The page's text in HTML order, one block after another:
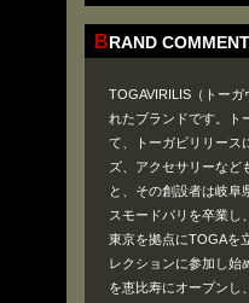
BRAND
TOGAVIRILIS（トー
れたブランドです。ト
て、トーガビリリース
ズ、アクセサリーなど
と、その創設者は岐阜
スモードパリを卒業し
東京を拠点にTOGAを
レクションに参加し始
を恵比寿にオープンし